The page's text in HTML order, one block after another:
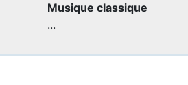
Musique classique
...